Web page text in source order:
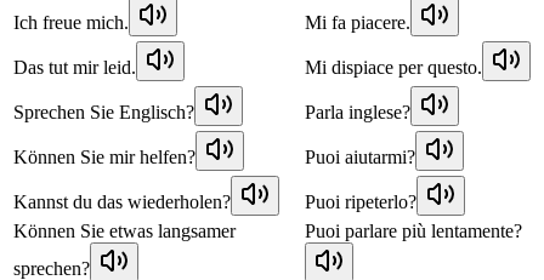
Ich freue mich. Mi fa piacere.
Das tut mir leid. Mi dispiace per questo.
Sprechen Sie Englisch? Parla inglese?
Können Sie mir helfen? Puoi aiutarmi?
Kannst du das wiederholen?
Puoi ripeterlo?
Können Sie etwas langsamer
sprechen?
Puoi parlare più lentamente?